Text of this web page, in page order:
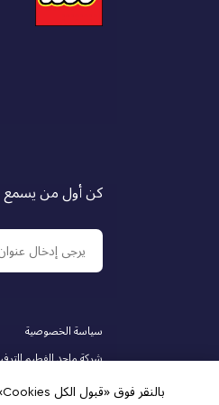
بالنقر فوق «قبول الكل Cookies»، فإنك توافق على تخزين cookies على جهازك لتحسين التنقل في الموقع وتحليل استخدام الموقع والمساعدة في جهودنا التسويقية.
كن أول من يسمع
سياسة الخصوصية
الاستخدام.